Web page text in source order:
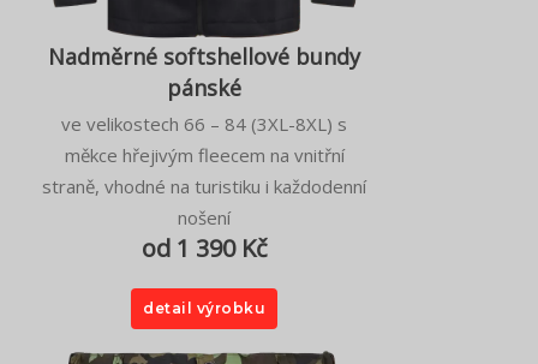
Nadměrné softshellové bundy
pánské
ve velikostech 66 – 84 (3XL-8XL) s
měkce hřejivým fleecem na vnitřní
straně, vhodné na turistiku i každodenní
nošení
od 1 390 Kč
detail výrobku